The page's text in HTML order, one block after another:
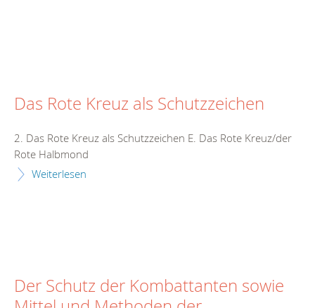
Das Rote Kreuz als Schutzzeichen
2. Das Rote Kreuz als Schutzzeichen E. Das Rote Kreuz/der
Rote Halbmond
Weiterlesen
Der Schutz der Kombattanten sowie